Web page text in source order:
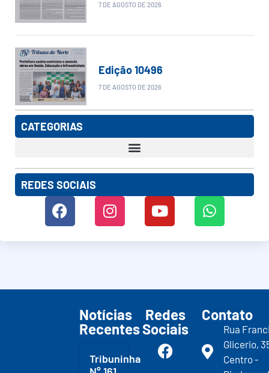
7 DE AGOSTO DE 2026
Edição 10496
7 DE AGOSTO DE 2026
CATEGORIAS
REDES SOCIAIS
Notícias
Recentes
Tribuninha
Redes
Sociais
Contato
Rua
Glicerio,
Centro -